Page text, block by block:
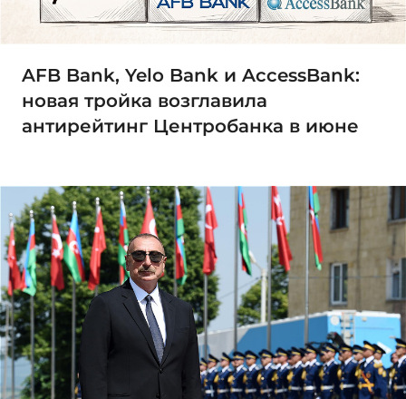
AFB Bank, Yelo Bank и AccessBank:
новая тройка возглавила
антирейтинг Центробанка в июне